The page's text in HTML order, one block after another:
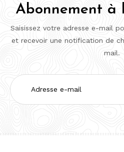
Abonnement à
Saisissez votre adresse e-mail
et recevoir une notification de
mail.
Adresse
e-
mail